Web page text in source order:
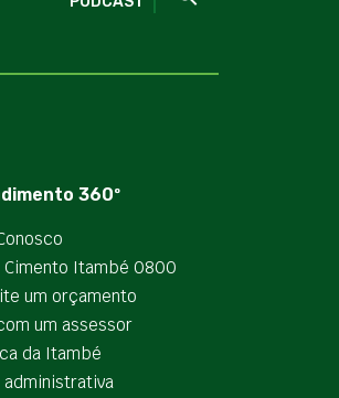
360º
Cimento Itambé 0800
um orçamento
um assessor
da Itambé
administrativa